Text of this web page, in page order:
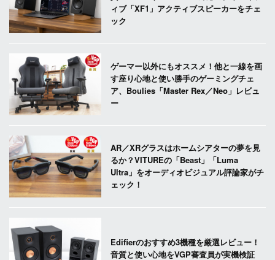
ィブ「XF1」アクティブスピーカーをチェ
ック
ゲーマー以外にもオススメ！他と一線を画
す座り心地と使い勝手のゲーミングチェ
ア、Boulies「Master Rex／Neo」レビュ
ー
AR／XRグラスはホームシアターの夢を見
るか？VITUREの「Beast」「Luma
Ultra」をオーディオビジュアル評論家がチ
ェック！
Edifierのおすすめ3機種を厳選レビュー！
音質と使い心地をVGP審査員が実機検証